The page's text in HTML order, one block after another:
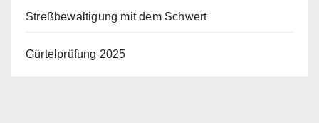
Streßbewältigung mit dem Schwert
Gürtelprüfung 2025